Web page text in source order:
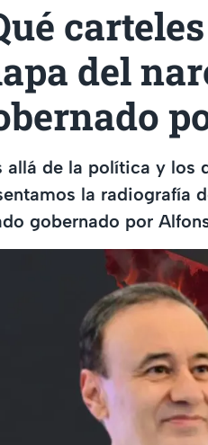
del
allá de la política y los
la radiografía
gobernado por